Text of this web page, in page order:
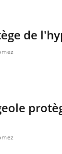
denuit-
?